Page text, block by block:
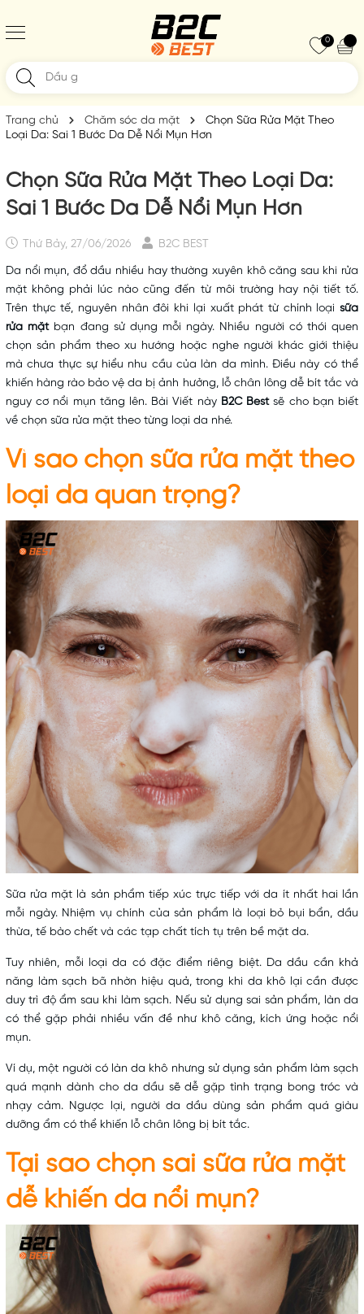
0
Trang chủ Chăm sóc da mặt
Chọn Sữa Rửa Mặt Theo
Loại Da: Sai 1 Bước Da Dễ Nổi Mụn Hơn
Chọn Sữa Rửa Mặt Theo Loại Da:
Sai 1 Bước Da Dễ Nổi Mụn Hơn
Thứ Bảy, 27/06/2026 B2C BEST
Da nổi mụn, đổ dầu nhiều hay thường xuyên khô căng sau khi rửa
mặt không phải lúc nào cũng đến từ môi trường hay nội tiết tố.
Trên thực tế, nguyên nhân đôi khi lại xuất phát từ chính loại sữa
rửa mặtbạn đang sử dụng mỗi ngày. Nhiều người có thói quen
chọn sản phẩm theo xu hướng hoặc nghe người khác giới thiệu
mà chưa thực sự hiểu nhu cầu của làn da mình. Điều này có thể
khiến hàng rào bảo vệ da bị ảnh hưởng, lỗ chân lông dễ bít tắc và
nguy cơ nổi mụn tăng lên. Bài Viết này B2C Bestsẽ cho bạn biết
về chọn sữa rửa mặt theo từng loại da nhé.
Vì sao chọn sữa rửa mặt theo
loại da quan trọng?
Sữa rửa mặt là sản phẩm tiếp xúc trực tiếp với da ít nhất hai lần
mỗi ngày. Nhiệm vụ chính của sản phẩm là loại bỏ bụi bẩn, dầu
thừa, tế bào chết và các tạp chất tích tụ trên bề mặt da.
Tuy nhiên, mỗi loại da có đặc điểm riêng biệt. Da dầu cần khả
năng làm sạch bã nhờn hiệu quả, trong khi da khô lại cần được
duy trì độ ẩm sau khi làm sạch. Nếu sử dụng sai sản phẩm, làn da
có thể gặp phải nhiều vấn đề như khô căng, kích ứng hoặc nổi
mụn.
Ví dụ, một người có làn da khô nhưng sử dụng sản phẩm làm sạch
quá mạnh dành cho da dầu sẽ dễ gặp tình trạng bong tróc và
nhạy cảm. Ngược lại, người da dầu dùng sản phẩm quá giàu
dưỡng ẩm có thể khiến lỗ chân lông bị bít tắc.
Tại sao chọn sai sữa rửa mặt
dễ khiến da nổi mụn?